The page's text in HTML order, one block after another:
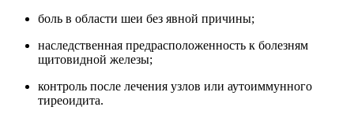
боль в области шеи без явной причины;
наследственная предрасположенность к болезням
щитовидной железы;
контроль после лечения узлов или аутоиммунного
тиреоидита.